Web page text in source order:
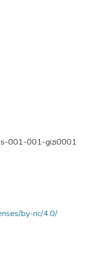
001-001-gizi0001
by-nc/4.0/